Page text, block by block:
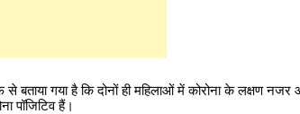
से बताया गया है कि दोनों ही महिलाओं में कोरोना के लक्षण
पॉजिटिव हैं।